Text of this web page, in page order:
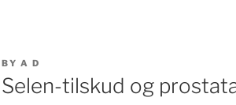
POSTED
ON
BY A D
Selen-tilskud og